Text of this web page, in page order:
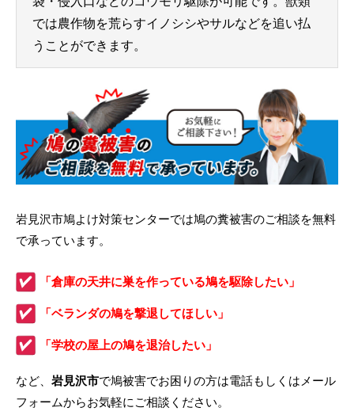
では農作物を荒らすイノシシやサルなどを追い払
うことができます。
岩見沢市鳩よけ対策センターでは鳩の糞被害のご相談を無料
で承っています。
「倉庫の天井に巣を作っている鳩を駆除したい」
「ベランダの鳩を撃退してほしい」
「学校の屋上の鳩を退治したい」
など、 岩見沢市で鳩被害でお困りの方は電話もしくはメール
フォームからお気軽にご相談ください。